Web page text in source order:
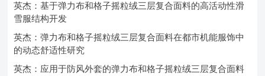
英杰：基于弹力布和格子摇粒绒三层复合面料的高活动性滑
雪服结构开发
英杰：弹力布和格子摇粒绒三层复合面料在都市机能服饰中
的动态舒适性研究
英杰：应用于防风外套的弹力布和格子摇粒绒三层复合面料